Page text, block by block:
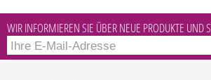
WIR INFORMIEREN SIE ÜBER NEUE PRODUKTE UND